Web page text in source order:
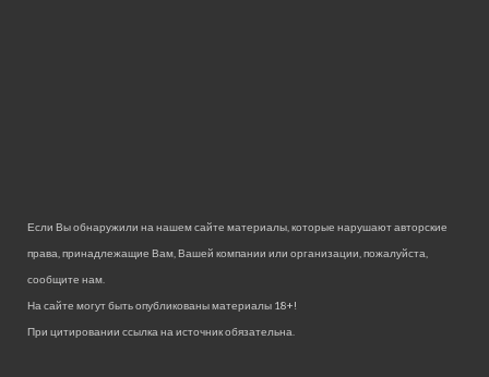
Если Вы обнаружили на нашем сайте материалы, которые нарушают авторские
права, принадлежащие Вам, Вашей компании или организации, пожалуйста,
сообщите нам.
На сайте могут быть опубликованы материалы 18+!
При цитировании ссылка на источник обязательна.